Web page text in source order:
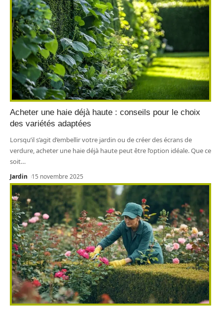
Acheter une haie déjà haute : conseils pour le choix
des variétés adaptées
Lorsqu’il s’agit d’embellir votre jardin ou de créer des écrans de
verdure, acheter une haie déjà haute peut être l’option idéale. Que ce
soit…
Jardin 15 novembre 2025